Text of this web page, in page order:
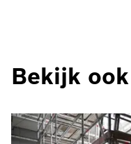
Bekijk ook